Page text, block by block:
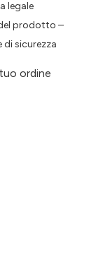
legale
prodotto –
di sicurezza
ordine